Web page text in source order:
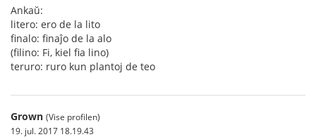
Ankaŭ:
litero: ero de la lito
finalo: finaĵo de la alo
(filino: Fi, kiel fia lino)
teruro: ruro kun plantoj de teo
Grown (Vise profilen)
19. jul. 2017 18.19.43